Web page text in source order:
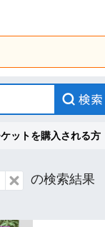
ットを購入される方
の検索結果